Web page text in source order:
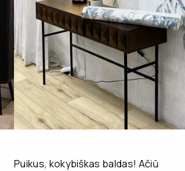
Puikus, kokybiškas baldas! Ačiū